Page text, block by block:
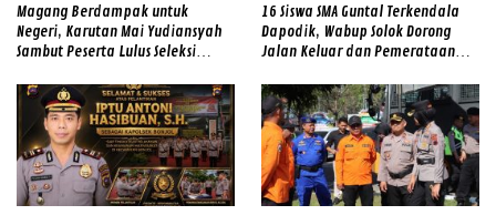
Magang Berdampak untuk
Negeri, Karutan Mai Yudiansyah
Sambut Peserta Lulus Seleksi
Padang
16 Siswa SMA Guntal Terkendala
Dapodik, Wabup Solok Dorong
Jalan Keluar dan Pemerataan